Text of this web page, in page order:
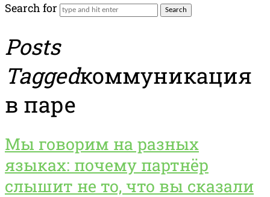
Search for
Posts
Taggedкоммуникация
в паре
Мы говорим на разных
языках: почему партнёр
слышит не то, что вы сказали